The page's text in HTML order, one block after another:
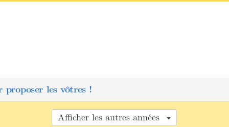
proposer les vôtres !
Afficher les autres années